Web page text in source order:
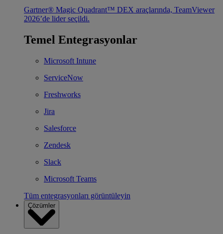
Gartner® Magic Quadrant™ DEX araçlarında, TeamViewer
2026’de lider seçildi.
Temel Entegrasyonlar
Microsoft Intune
ServiceNow
Freshworks
Jira
Salesforce
Zendesk
Slack
Microsoft Teams
Tüm entegrasyonları görüntüleyin
Çözümler